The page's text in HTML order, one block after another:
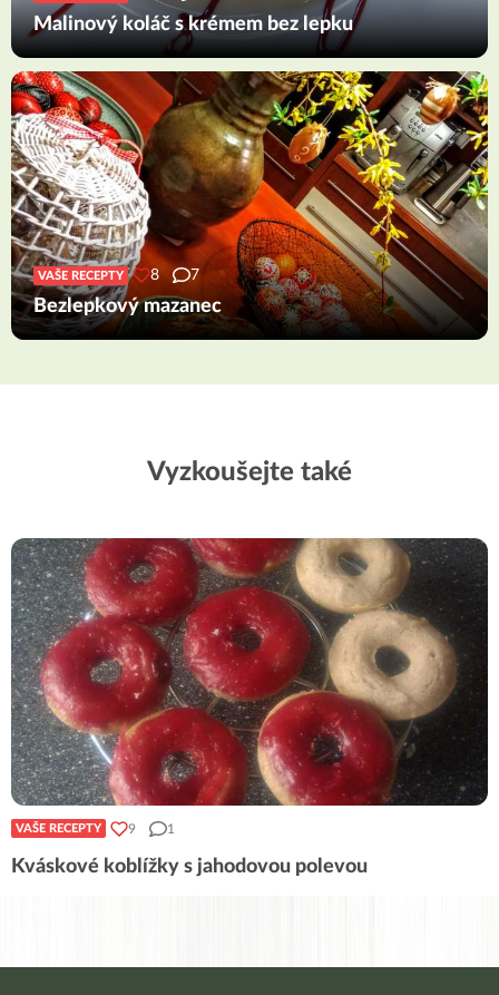
Malinový koláč s krémem bez lepku
VAŠE RECEPTY 8 7
Bezlepkový mazanec
Vyzkoušejte také
VAŠE RECEPTY 9 1
Kváskové koblížky s jahodovou polevou